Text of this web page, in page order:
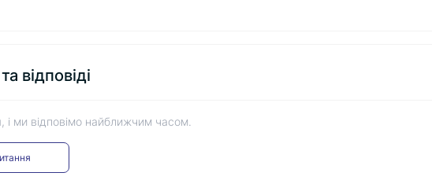
відповіді
і ми відповімо найближчим часом.